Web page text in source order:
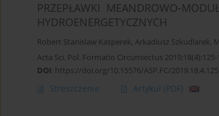
PRZEPŁAWKI MEANDROWO-
HYDROENERGETYCZNYCH
Robert Stanislaw Kasperek, Arkadiusz Szkudlarek,
Acta Sci. Pol. Formatio Circumiectus 2019;18(4):125-
DOI: https://doi.org/10.15576/ASP.FC/2019.18.4.125
Streszczenie Artykuł (PDF)